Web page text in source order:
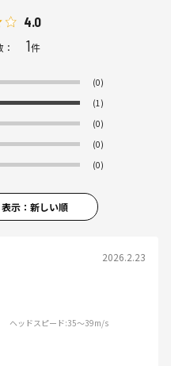
4.0
1件
(0)
(1)
(0)
(0)
(0)
表示：新しい順
2026.2.23
ヘッドスピード:35～39m/s